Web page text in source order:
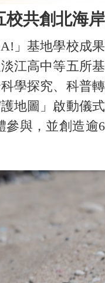
共創北海
」基地學校成
江高中等五所
學探究、科普
地圖」啟動儀
與，並創造逾